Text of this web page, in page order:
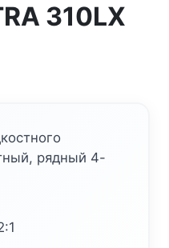
310LX
рядный 4-